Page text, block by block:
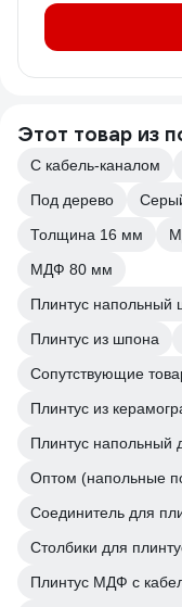
Этот товар из
С кабель-каналом
Под дерево
Толщина 16 мм
МДФ 80 мм
Плинтус напольный
Плинтус из шпона
Сопутствующие
Плинтус из
Плинтус напольный
Оптом (напольные
Соединитель для
Столбики для
Плинтус МДФ с